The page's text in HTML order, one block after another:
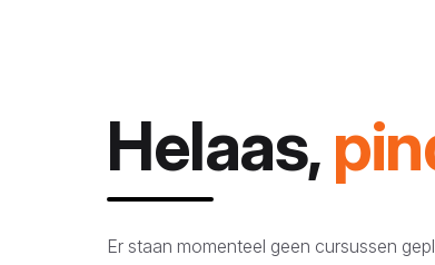
Helaas,
Er staan momenteel geen cursussen